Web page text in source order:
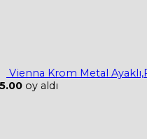
Vienna Krom Metal
5.00 oy aldı